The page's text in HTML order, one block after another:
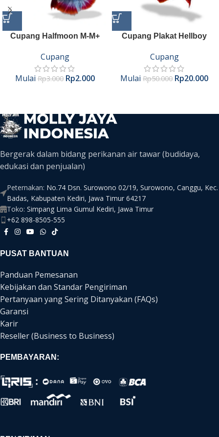
Cupang Halfmoon M-M+
Cupang
MulaiRp3.000 Rp2.000
Cupang Plakat Hellboy
Cupang
Mulai Rp50.000 Rp20.000
Bergerak dalam bidang perikanan air tawar (budidaya,
edukasi dan penjualan)
Peternakan: No.74 Dsn. Surowono 02/19, Surowono, Canggu, Kec.
Badas, Kabupaten Kediri, Jawa Timur 64217
Toko: Simpang Lima Gumul Kediri, Jawa Timur
+62 898-8505-555
PUSAT BANTUAN
Panduan Pemesanan
Kebijakan dan Standar Pengiriman
Pertanyaan yang Sering Ditanyakan (FAQs)
Garansi
Karir
Reseller (Business to Business)
PEMBAYARAN: